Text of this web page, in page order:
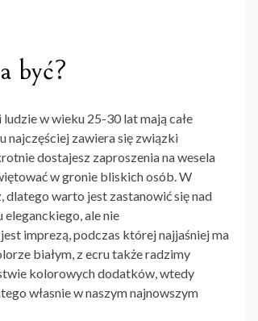
być?
w wieku 25-30 lat mają całe
najczęściej zawiera się związki
dostajesz zaproszenia na wesela
w gronie bliskich osób. W
dlatego warto jest zastanowić się nad
ale nie
imprezą, podczas której najjaśniej ma
białym, z ecru także radzimy
kolorowych dodatków, wtedy
własnie w naszym najnowszym